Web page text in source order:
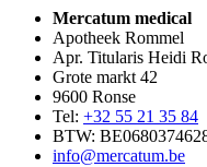
Mercatum medical
Apotheek Rommel
Apr. Titularis Heidi
Grote markt 42
9600 Ronse
Tel: +32 55 21 35 84
BTW:
info@mercatum.be